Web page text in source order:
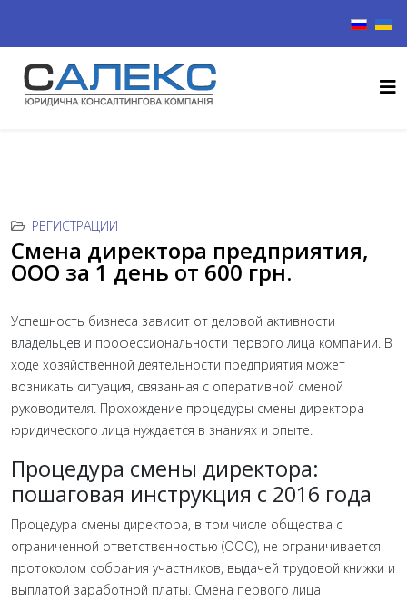
РЕГИСТРАЦИИ
Смена директора предприятия,
ООО за 1 день от 600 грн.
Успешность бизнеса зависит от деловой активности
владельцев и профессиональности первого лица компании. В
ходе хозяйственной деятельности предприятия может
возникать ситуация, связанная с оперативной сменой
руководителя. Прохождение процедуры смены директора
юридического лица нуждается в знаниях и опыте.
Процедура смены директора:
пошаговая инструкция с 2016 года
Процедура смены директора, в том числе общества с
ограниченной ответственностью (ООО), не ограничивается
протоколом собрания участников, выдачей трудовой книжки и
выплатой заработной платы. Смена первого лица